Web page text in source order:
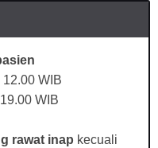
WIB
WIB
rawat inap kecuali